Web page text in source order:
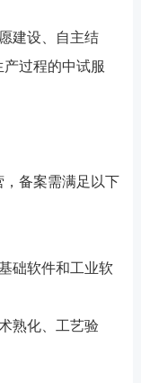
建设、自主结
过程的中试服
备案需满足以下
础软件和工业软
熟化、工艺验